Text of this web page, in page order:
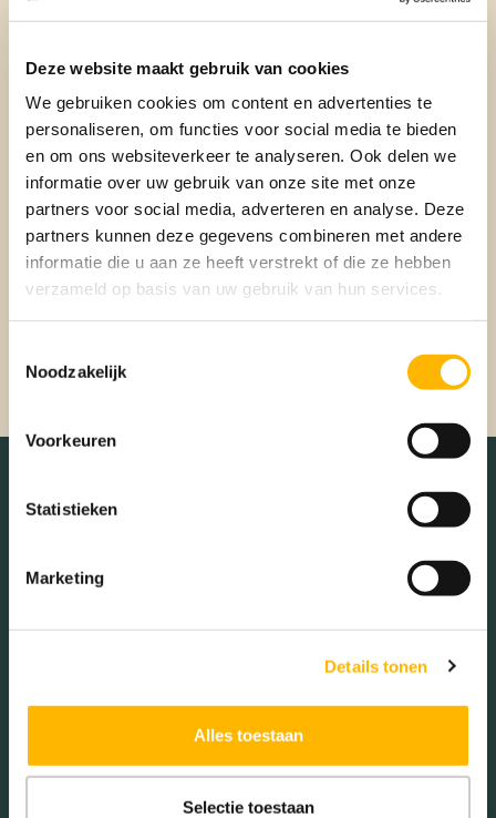
Deze website maakt gebruik van cookies
We gebruiken cookies om content en advertenties te
personaliseren, om functies voor social media te bieden
en om ons websiteverkeer te analyseren. Ook delen we
informatie over uw gebruik van onze site met onze
partners voor social media, adverteren en analyse. Deze
partners kunnen deze gegevens combineren met andere
informatie die u aan ze heeft verstrekt of die ze hebben
verzameld op basis van uw gebruik van hun services.
Noodzakelijk
Voorkeuren
Statistieken
Marketing
Details tonen
Alles toestaan
Selectie toestaan
koop. Hij/zij geeft bijvoorbeeld tips en adviezen waarop je
betaalt voor de woning door de onderhandelingen van jou
over te nemen.
Er is wel een uitzondering op bovenstaande. Stel wij gaan
jou helpen bij het verkopen van je woning. Daarmee worden
wij jouw verkoopmakelaar. Je wilt daarnaast ook een
nieuwe woning aankopen en je hebt al wat op het oog. Deze
woning wordt echter niet door ons aangeboden. Op dat
moment mogen wij, naast jouw verkoopmakelaar, ook jouw
aankoopmakelaar zijn.”
Neem dan contact met ons op.